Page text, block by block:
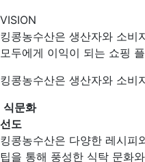
VISION
킹콩농수산은 생산자와 소비
모두에게 이익이 되는 쇼핑
킹콩농수산은 생산자와 소비
식문화
선도
킹콩농수산은 다양한 레시피
팁을 통해 풍성한 식탁 문화